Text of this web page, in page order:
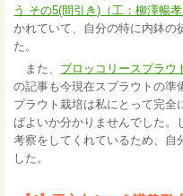
う その5(間引き)（工：柳澤暢孝
かれていて、自分の特に内鉢の
た。
また、 ブロッコリースプラウ
の記事も今現在スプラウトの準
プラウト栽培は私にとって完
ばよいか分かりませんでした。
考察をしてくれているため、自
した。